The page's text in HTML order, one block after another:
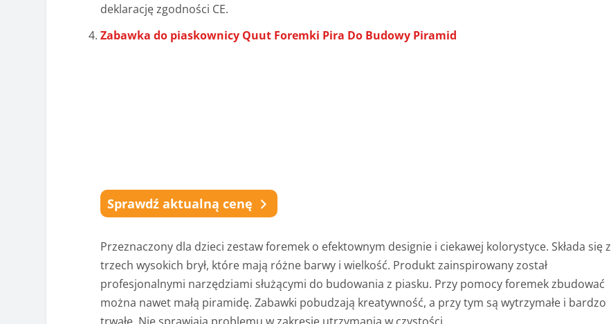
deklarację zgodności CE.
Zabawka do piaskownicy Quut Foremki Pira Do Budowy Piramid
Sprawdź aktualną cenę
Przeznaczony dla dzieci zestaw foremek o efektownym designie i ciekawej kolorystyce. Składa się z
trzech wysokich brył, które mają różne barwy i wielkość. Produkt zainspirowany został
profesjonalnymi narzędziami służącymi do budowania z piasku. Przy pomocy foremek zbudować
można nawet małą piramidę. Zabawki pobudzają kreatywność, a przy tym są wytrzymałe i bardzo